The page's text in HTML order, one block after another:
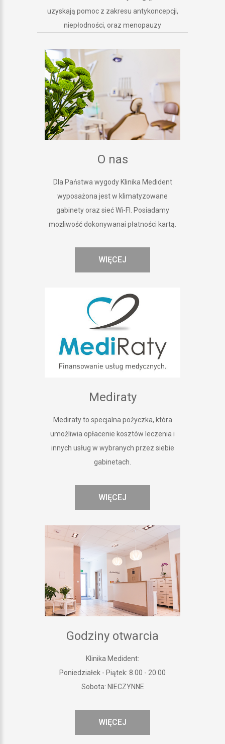
uzyskają pomoc z zakresu antykoncepcji,
niepłodności, oraz menopauzy
O nas
Dla Państwa wygody Klinika Medident
wyposażona jest w klimatyzowane
gabinety oraz sieć Wi-FI. Posiadamy
możliwość dokonywanai płatności kartą.
WIĘCEJ
Mediraty
Mediraty to specjalna pożyczka, która
umożliwia opłacenie kosztów leczenia i
innych usług w wybranych przez siebie
gabinetach.
WIĘCEJ
Godziny otwarcia
Klinika Medident:
Poniedziałek - Piątek: 8.00 - 20.00
Sobota: NIECZYNNE
WIĘCEJ